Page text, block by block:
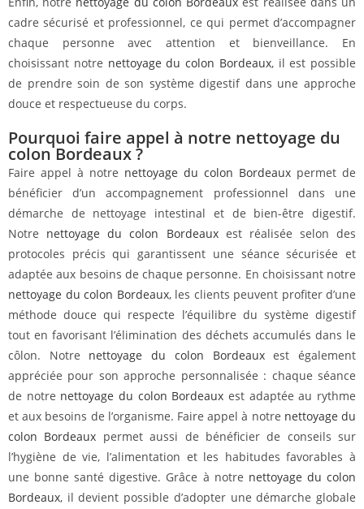
cadre sécurisé et professionnel, ce qui permet d’accompagner
chaque personne avec attention et bienveillance. En
choisissant notre nettoyage du colon Bordeaux, il est possible
de prendre soin de son système digestif dans une approche
douce et respectueuse du corps.
Pourquoi faire appel à notre nettoyage du
colon Bordeaux ?
Faire appel à notre nettoyage du colon Bordeaux permet de
bénéficier d’un accompagnement professionnel dans une
démarche de nettoyage intestinal et de bien-être digestif.
Notre nettoyage du colon Bordeauxest réalisée selon des
protocoles précis qui garantissent une séance sécurisée et
adaptée aux besoins de chaque personne. En choisissant notre
nettoyage du colon Bordeaux, les clients peuvent profiter d’une
méthode douce qui respecte l’équilibre du système digestif
tout en favorisant l’élimination des déchets accumulés dans le
côlon. Notre nettoyage du colon Bordeauxest également
appréciée pour son approche personnalisée : chaque séance
de notre nettoyage du colon Bordeaux est adaptée au rythme
et aux besoins de l’organisme. Faire appel à notre nettoyage du
colon Bordeaux permet aussi de bénéficier de conseils sur
l’hygiène de vie, l’alimentation et les habitudes favorables à
une bonne santé digestive. Grâce à notre nettoyage du colon
Bordeaux, il devient possible d’adopter une démarche globale